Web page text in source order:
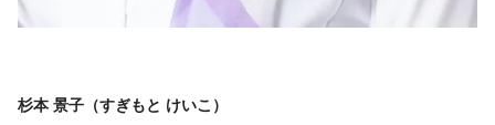
杉本 景子（すぎもと けいこ）